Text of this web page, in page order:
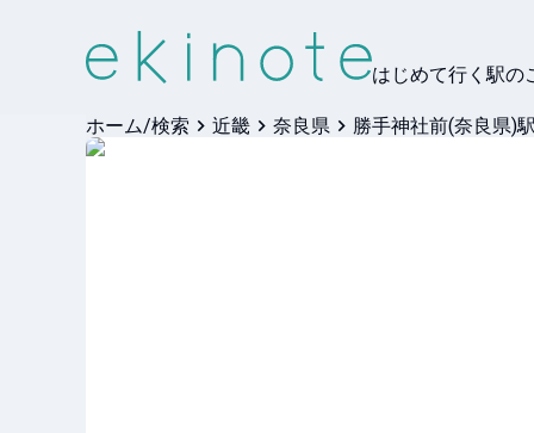
はじめて行く駅の
ホーム/検索 近畿 奈良県 勝手神社前(奈良県)